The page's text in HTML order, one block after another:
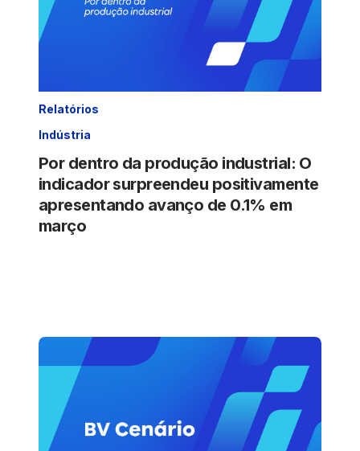
Relatórios
Indústria
Por dentro da produção industrial: O
indicador surpreendeu positivamente
apresentando avanço de 0.1% em
março